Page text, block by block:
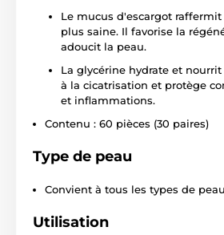
Le mucus d'escargot
plus saine. Il favorise la
adoucit la peau.
La glycérine hydrate et
à la cicatrisation et protège
et inflammations.
Contenu : 60 pièces (30 paires)
Type de peau
Convient à tous les types de peau
Utilisation